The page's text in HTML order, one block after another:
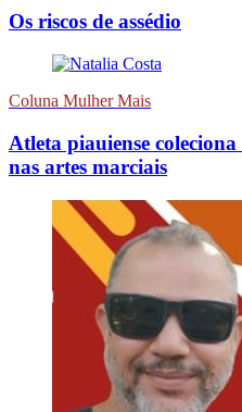
Os riscos de assédio
Coluna Mulher Mais
Atleta piauiense
nas artes marciais